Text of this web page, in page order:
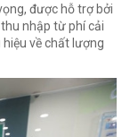
được hỗ trợ bởi
nhập từ phí cải
về chất lượng